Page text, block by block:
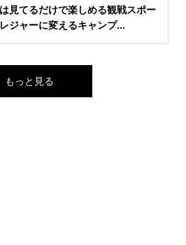
見てるだけで楽しめる観戦スポー
ジャーに変えるキャンプ...
もっと見る